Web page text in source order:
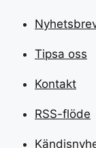
Tipsa oss
Kontakt
RSS-flöde